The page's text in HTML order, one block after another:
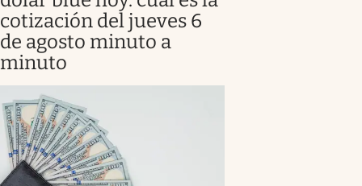
cotización del jueves 6
de agosto minuto a
minuto